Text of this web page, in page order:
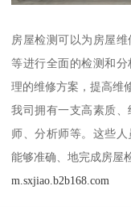
房屋检测可以为房屋
等进行全面的检测和
理的维修方案，提高维
我司拥有一支高素质
师、分析师等。这些
能够准确、地完成房屋
m.sxjiao.b2b168.com